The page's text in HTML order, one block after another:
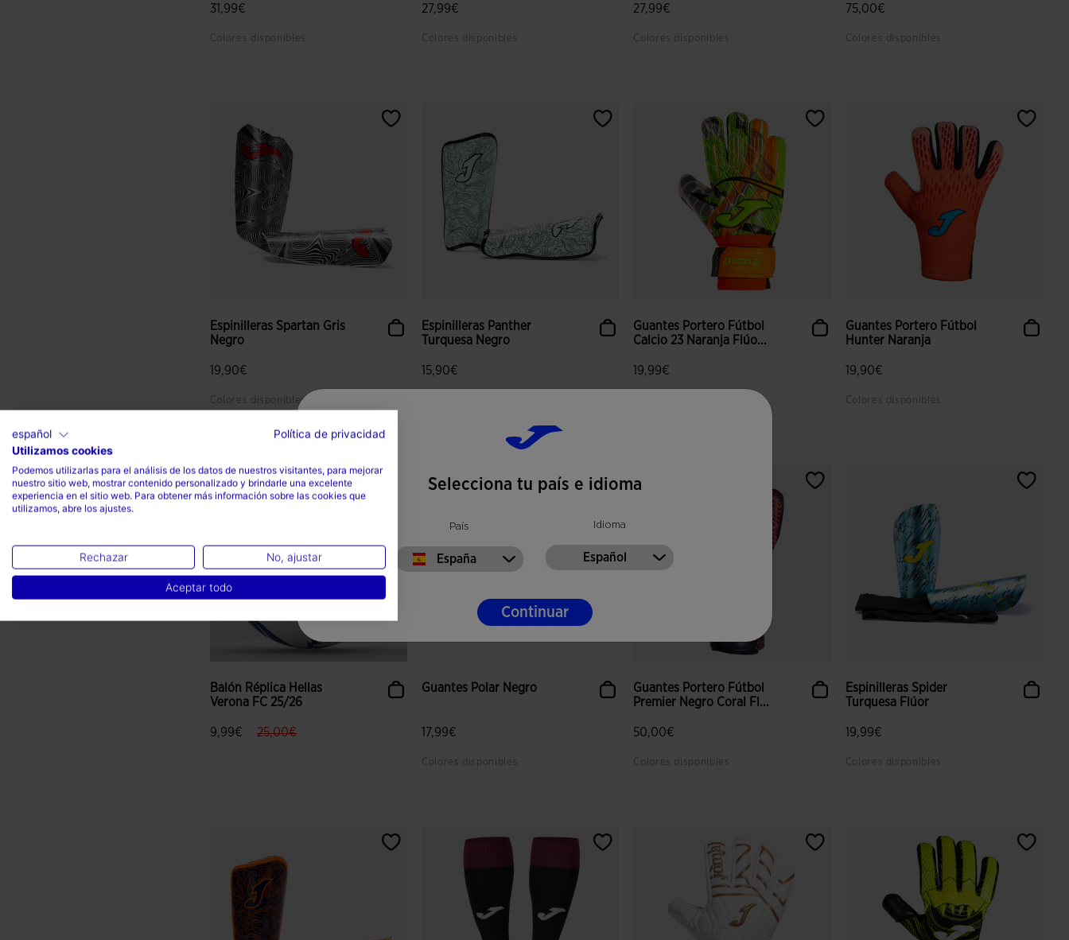
31,99€
Colores disponibles
27,99€
Colores disponibles
27,99€
Colores disponibles
75,00€
Colores disponibles
Espinilleras Spartan Gris
Negro
19,90€
Colores disponibles
Espinilleras Panther
Turquesa Negro
15,90€
Guantes Portero Fútbol
Calcio 23 Naranja Flúo...
19,99€
Guantes Portero Fútbol
Hunter Naranja
19,90€
Colores disponibles
Balón Réplica Hellas
Verona FC 25/26
9,99€ label.price.reduced.from
25,00€label.price.to
Guantes Polar Negro
17,99€
Colores disponibles
Guantes Portero Fútbol
Premier Negro Coral Fl...
50,00€
Colores disponibles
Espinilleras Spider
Turquesa Flúor
19,99€
Colores disponibles
Selecciona tu país e idioma
País
España
Idioma
Español
Continuar
español
Política de privacidad
Utilizamos cookies
Podemos utilizarlas para el análisis de los datos de nuestros visitantes, para mejorar
nuestro sitio web, mostrar contenido personalizado y brindarle una excelente
experiencia en el sitio web. Para obtener más información sobre las cookies que
utilizamos, abre los ajustes.
Rechazar No, ajustar
Aceptar todo